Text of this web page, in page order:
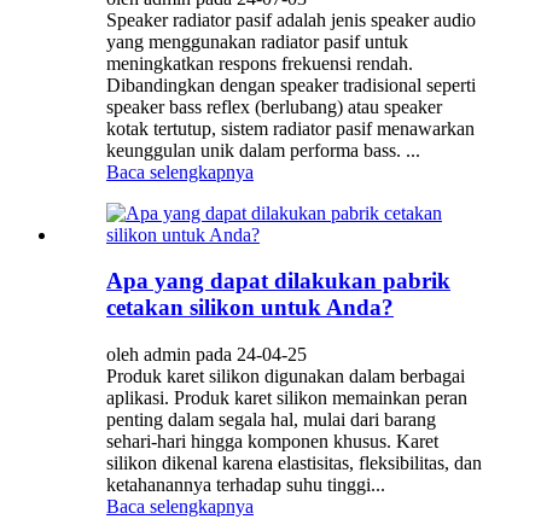
Speaker radiator pasif adalah jenis speaker audio
yang menggunakan radiator pasif untuk
meningkatkan respons frekuensi rendah.
Dibandingkan dengan speaker tradisional seperti
speaker bass reflex (berlubang) atau speaker
kotak tertutup, sistem radiator pasif menawarkan
keunggulan unik dalam performa bass. ...
Baca selengkapnya
Apa yang dapat dilakukan pabrik
cetakan silikon untuk Anda?
oleh admin pada 24-04-25
Produk karet silikon digunakan dalam berbagai
aplikasi. Produk karet silikon memainkan peran
penting dalam segala hal, mulai dari barang
sehari-hari hingga komponen khusus. Karet
silikon dikenal karena elastisitas, fleksibilitas, dan
ketahanannya terhadap suhu tinggi...
Baca selengkapnya